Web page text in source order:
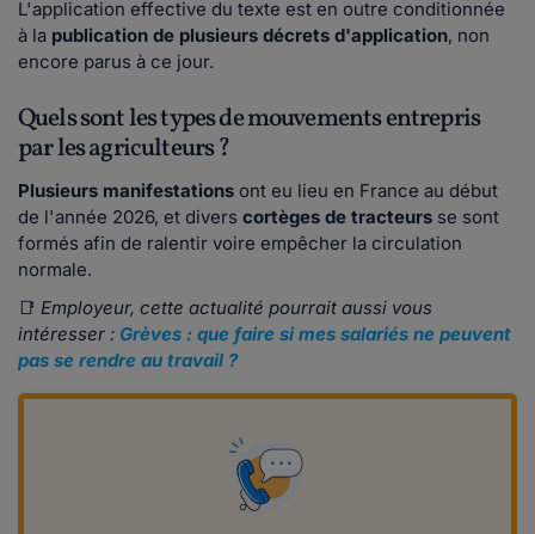
L'application effective du texte est en outre conditionnée
à la publication de plusieurs décrets d'application, non
encore parus à ce jour.
Quels sont les types de mouvements entrepris
par les agriculteurs ?
Plusieurs manifestations ont eu lieu en France au début
de l'année 2026, et divers cortèges de tracteurs se sont
formés afin de ralentir voire empêcher la circulation
normale.
📑 Employeur, cette actualité pourrait aussi vous
intéresser : Grèves : que faire si mes salariés ne peuvent
pas se rendre au travail ?